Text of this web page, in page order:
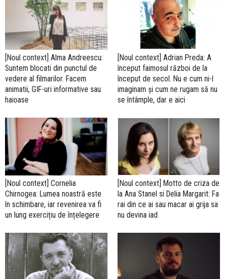
[Noul context] Alma Andreescu:
Suntem blocati din punctul de
vedere al filmarilor. Facem
animatii, GIF-uri informative sau
haioase
[Noul context] Adrian Preda: A
început faimosul război de la
început de secol. Nu e cum ni-l
imaginam și cum ne rugam să nu
se întâmple, dar e aici
[Noul context] Cornelia
Chirnogea: Lumea noastră este
în schimbare, iar revenirea va fi
un lung exercițiu de înțelegere
[Noul context] Motto de criza de
la Ana Stanel si Delia Margarit: Fa
rai din ce ai sau macar ai grija sa
nu devina iad